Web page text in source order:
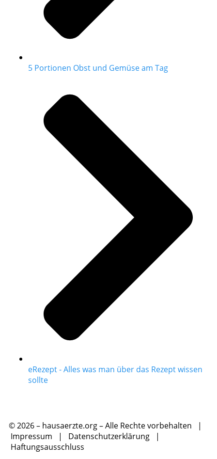
5 Portionen Obst und Gemüse am Tag
eRezept - Alles was man über das Rezept wissen
sollte
© 2026 – hausaerzte.org – Alle Rechte vorbehalten |
Impressum | Datenschutzerklärung |
Haftungsausschluss